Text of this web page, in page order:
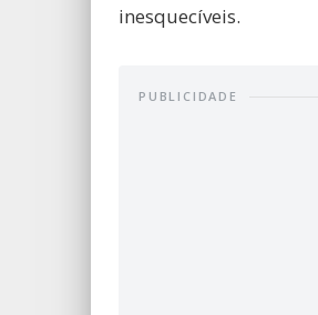
inesquecíveis.
PUBLICIDADE